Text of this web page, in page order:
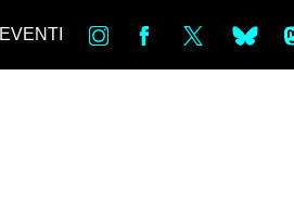
EVENTI in bsky